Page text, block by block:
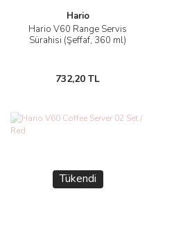
Hario
Hario V60 Range Servis
Sürahisi (Şeffaf, 360 ml)
732,20 TL
Tükendi